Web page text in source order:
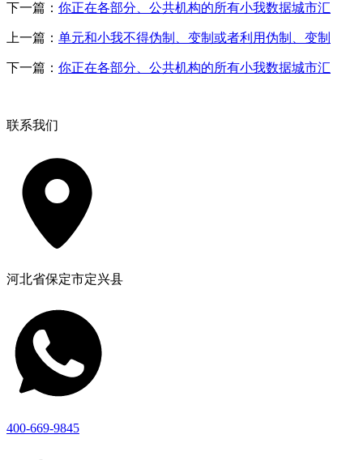
下一篇： 你正在各部分、公共机构的所有小我数据城市汇
上一篇： 单元和小我不得伪制、变制或者利用伪制、变制
下一篇： 你正在各部分、公共机构的所有小我数据城市汇
联系我们
河北省保定市定兴县
400-669-9845